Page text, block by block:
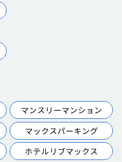
マンスリーマンション
マックスパーキング
ホテルリブマックス